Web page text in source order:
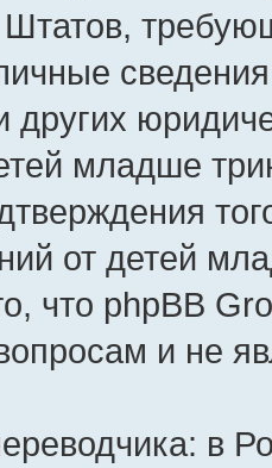
других
младше
от детей
что phpBB
и не
в